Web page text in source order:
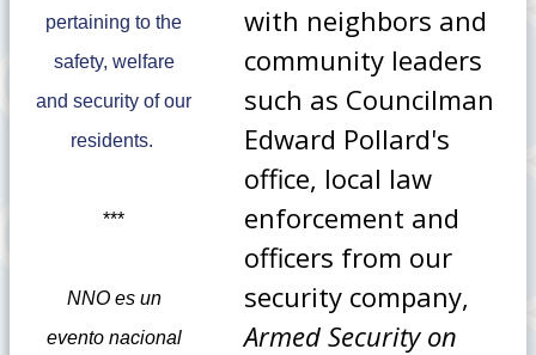
pertaining to the
safety, welfare
and security of our
residents.
***
NNO es un
evento nacional
with neighbors and
community leaders
such as Councilman
Edward Pollard's
office, local law
enforcement and
officers from our
security company,
Armed Security on